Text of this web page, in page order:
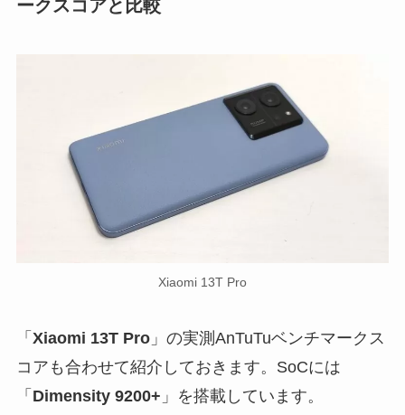
ークスコアと比較
Xiaomi 13T Pro
「 Xiaomi 13T Pro」の実測AnTuTuベンチマークス
コアも合わせて紹介しておきます。SoCには
「 Dimensity 9200+ 」を搭載しています。